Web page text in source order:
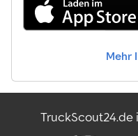
Mehr
TruckScout24.de